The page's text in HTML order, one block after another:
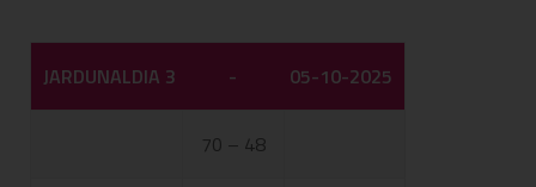
JARDUNALDIA 3 - 05-10-2025
70 – 48